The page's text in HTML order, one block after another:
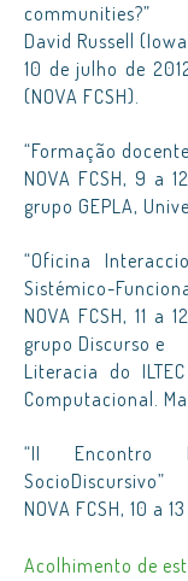
communities?”
David Russell
10 de julho de
(NOVA FCSH).
“Formação
NOVA FCSH, 9 a
grupo GEPLA,
“Oficina
Sistémico-
NOVA FCSH, 11
grupo Discurso e
Literacia do
Computacional.
“II Encontro
SocioDiscursivo”
NOVA FCSH, 10 a
Acolhimento de